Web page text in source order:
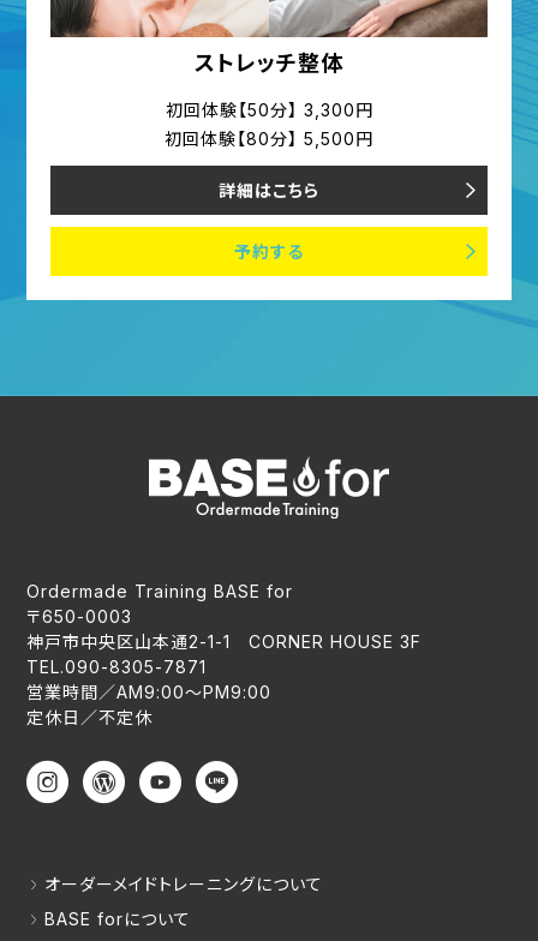
ストレッチ整体
初回体験【50分】 3,300円
初回体験【80分】 5,500円
詳細はこちら
予約する
Ordermade Training BASE for
〒650-0003
神戸市中央区山本通2-1-1 CORNER HOUSE 3F
TEL.090-8305-7871
営業時間／AM9:00〜PM9:00
定休日／不定休
オーダーメイドトレーニングについて
BASE forについて